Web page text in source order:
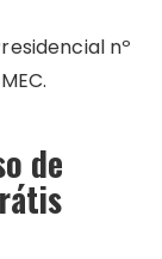
nº
de